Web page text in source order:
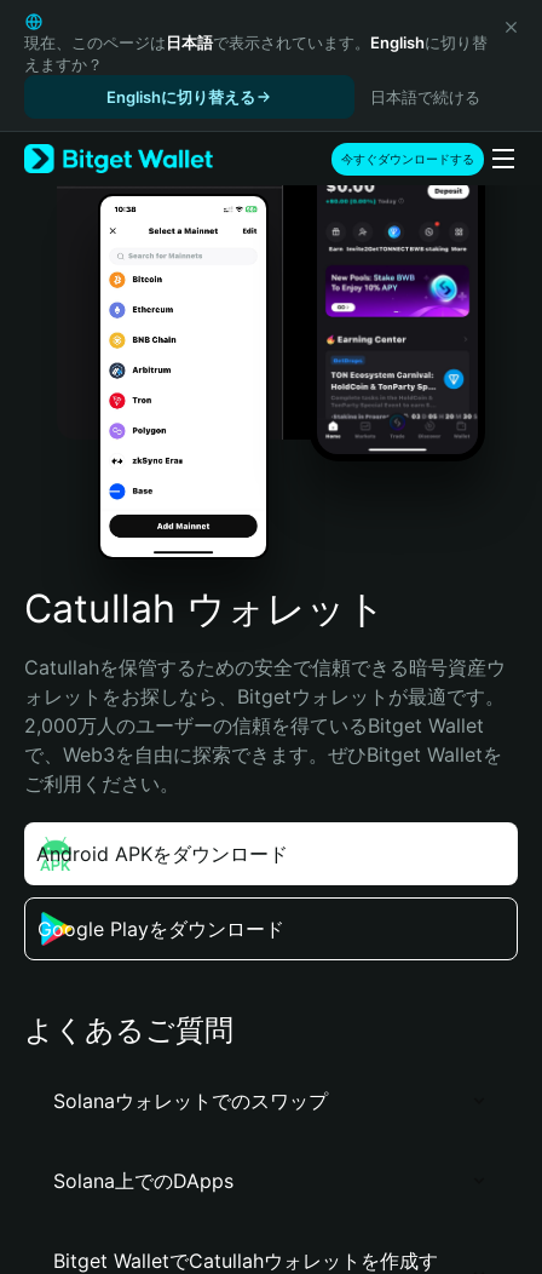
English
日本語
Tiếng Việt
Español (Latinoamérica)
Türkçe
Italiano
Português (Portugal)
Bahasa Indonesia
Português (Brasil)
Español (Argentina)
現在、このページは日本語で表示されています。 Englishに切り替
えますか？
Englishに切り替える
日本語で続ける
今すぐダウンロードする
Catullah ウォレット
Catullahを保管するための安全で信頼できる暗号資産ウ
ォレットをお探しなら、Bitgetウォレットが最適です。
2,000万人のユーザーの信頼を得ているBitget Wallet
で、Web3を自由に探索できます。ぜひBitget Walletを
ご利用ください。
Android APKをダウンロード
Google Playをダウンロード
よくあるご質問
Solanaウォレットでのスワップ
Solana上でのDApps
Bitget WalletでCatullahウォレットを作成す